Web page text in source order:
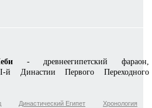
- древнеегипетский фараон,
й Династии Первого Переходного
Хронология
Династический Египет